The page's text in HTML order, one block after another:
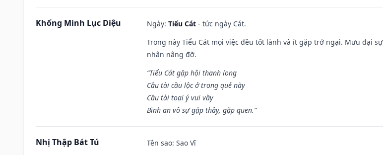
Khổng Minh Lục Diệu Ngày: Tiểu Cát - tức ngày Cát.
Trong này Tiểu Cát mọi việc đều tốt lành và ít gặp trở ngại. Mưu đại
nhân nâng đỡ.
“Tiểu Cát gặp hội thanh long
Cầu tài cầu lộc ở trong quẻ này
Cầu tài toại ý vui vầy
Bình an vô sự gặp thầy, gặp quen.”
Nhị Thập Bát Tú Tên sao: Sao Vĩ